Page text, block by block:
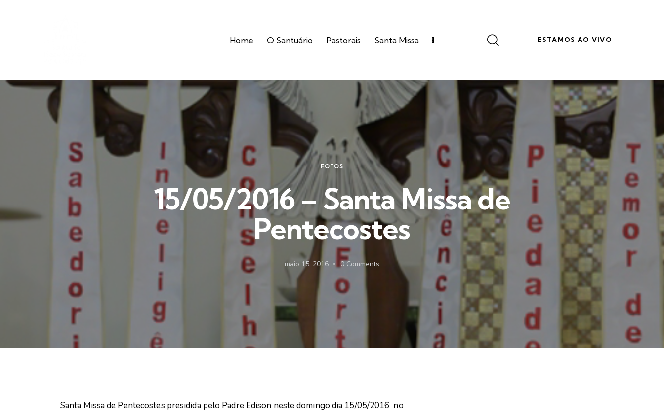
Home O Santuário Pastorais Santa Missa ESTAMOS AO VIVO
FOTOS
15/05/2016 – Santa Missa de
Pentecostes
maio 15, 2016 0 Comments
Santa Missa de Pentecostes presidida pelo Padre Edison neste domingo dia 15/05/2016 no